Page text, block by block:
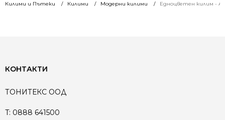
Килими и Пътеки Килими Модерни килими Едноцветен килим -
КОНТАКТИ
ТОНИТЕКС ООД
T: 0888 641500